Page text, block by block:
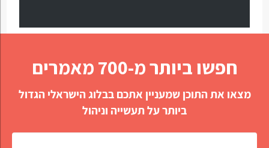
חפשו ביותר מ-700 מאמרים
מצאו את התוכן שמעניין אתכם בבלוג הישראלי הגדול
ביותר על תעשייה וניהול